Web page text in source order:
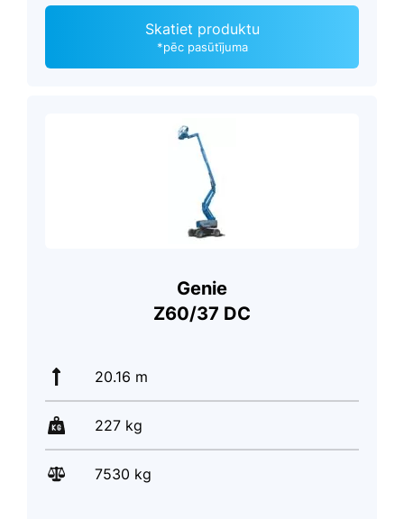
Skatiet produktu
*pēc pasūtījuma
Genie
Z60/37 DC
20.16 m
227 kg
7530 kg